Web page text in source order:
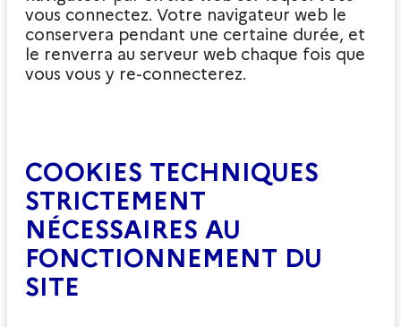
vous connectez. Votre navigateur web le
conservera pendant une certaine durée, et
le renverra au serveur web chaque fois que
vous vous y re-connecterez.
COOKIES TECHNIQUES
STRICTEMENT
NÉCESSAIRES AU
FONCTIONNEMENT DU
SITE